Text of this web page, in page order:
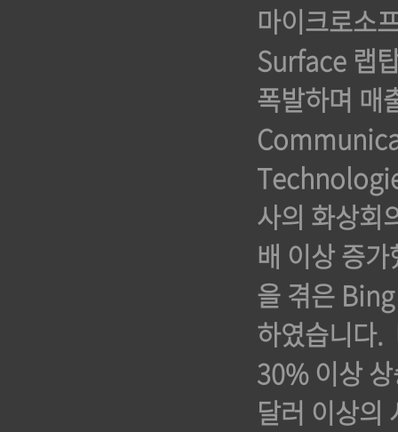
마이크로소
Surface 랩
폭발하며 매
사의 화상회
배 이상 증
을 겪은
하였습니다.
30% 이상
달러 이상의